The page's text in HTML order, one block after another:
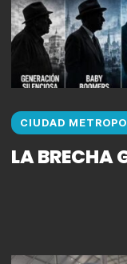
CIUDAD
LA BRECHA